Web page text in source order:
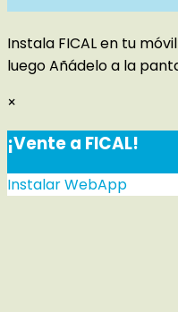
Instala FICAL en tu móvil
luegoAñádelo a la
×
¡Vente a FICAL!
Instalar WebApp